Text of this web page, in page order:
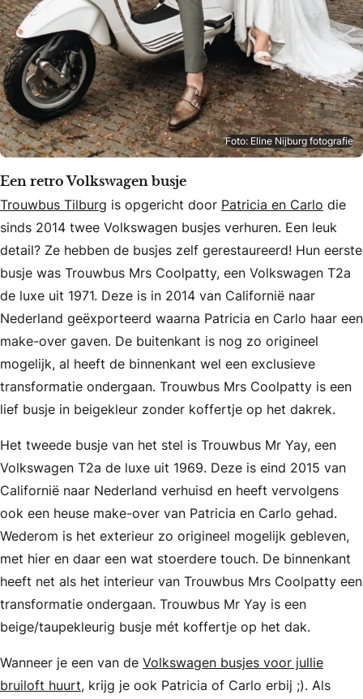
Foto: Eline Nijburg fotografie
Een retro Volkswagen busje
Trouwbus Tilburg is opgericht door Patricia en Carlo die
sinds 2014 twee Volkswagen busjes verhuren. Een leuk
detail? Ze hebben de busjes zelf gerestaureerd! Hun eerste
busje was Trouwbus Mrs Coolpatty, een Volkswagen T2a
de luxe uit 1971. Deze is in 2014 van Californië naar
Nederland geëxporteerd waarna Patricia en Carlo haar een
make-over gaven. De buitenkant is nog zo origineel
mogelijk, al heeft de binnenkant wel een exclusieve
transformatie ondergaan. Trouwbus Mrs Coolpatty is een
lief busje in beigekleur zonder koffertje op het dakrek.
Het tweede busje van het stel is Trouwbus Mr Yay, een
Volkswagen T2a de luxe uit 1969. Deze is eind 2015 van
Californië naar Nederland verhuisd en heeft vervolgens
ook een heuse make-over van Patricia en Carlo gehad.
Wederom is het exterieur zo origineel mogelijk gebleven,
met hier en daar een wat stoerdere touch. De binnenkant
heeft net als het interieur van Trouwbus Mrs Coolpatty een
transformatie ondergaan. Trouwbus Mr Yay is een
beige/taupekleurig busje mét koffertje op het dak.
Wanneer je een van de Volkswagen busjes voor jullie
bruiloft huurt, krijg je ook Patricia of Carlo erbij ;). Als